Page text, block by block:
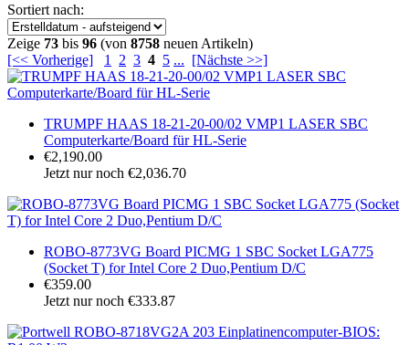
Sortiert nach:
Zeige 73 bis 96 (von 8758 neuen Artikeln)
[<< Vorherige]
1 2 3 4 5 ... [Nächste >>]
TRUMPF HAAS 18-21-20-00/02 VMP1 LASER SBC
Computerkarte/Board für HL-Serie
€2,190.00
Jetzt nur noch €2,036.70
ROBO-8773VG Board PICMG 1 SBC Socket LGA775
(Socket T) for Intel Core 2 Duo,Pentium D/C
€359.00
Jetzt nur noch €333.87